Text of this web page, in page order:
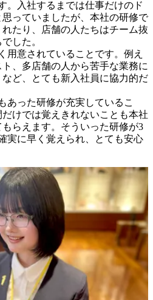
。入社するまでは仕事だけのド
っていましたが、本社の研修で
たり、店舗の人たちはチーム抜
した。
用意されていることです。例え
、多店舗の人から苦手な業務に
ど、とても新入社員に協力的だ
あった研修が充実しているこ
けでは覚えきれないことも本社
らえます。そういった研修が3
実に早く覚えられ、とても安心